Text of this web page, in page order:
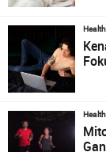
Health
Health